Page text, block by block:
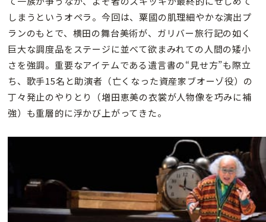
しまうというオペラ。今回は、粟國の肌理細やかな演出プ
ランのもとで、横田の舞台美術が、ガリバー旅行記の如く
巨大な調度品をステージに並べて欲まみれての人間の矮小
さを強調。重要なアイテムである遺言書の“見せ方”も際立
ち、歌手15名と助演者（亡くなった資産家ブオーゾ役）の
丁々発止のやりとり（増田恵美の衣裳が人物像を巧みに補
強）も重層的に浮かび上がってきた。